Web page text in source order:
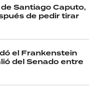
Santiago Caputo,
de pedir tirar
el Frankenstein
del Senado entre